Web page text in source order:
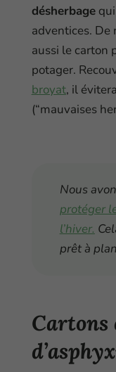
désherbagequi
adventices.
aussi le carton
potager.
broyat, il
(“mauvaises
Nous
protéger
l’hiver.
prêt à
Cartons